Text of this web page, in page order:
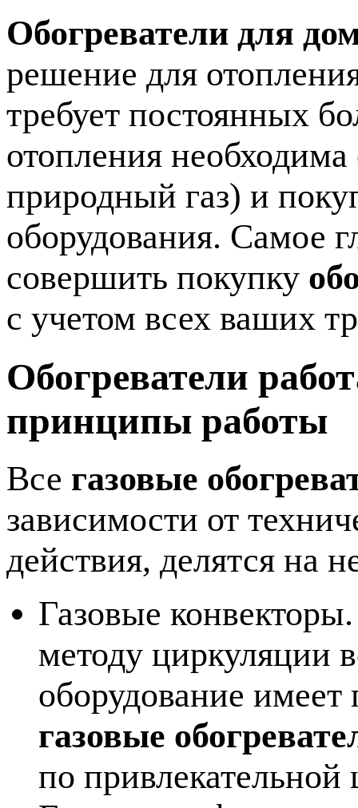
Обогреватели для
решение для
требует постоянных
отопления
природный газ) и
оборудования. Самое
совершить покупку
с учетом всех ваших
Обогреватели
принципы работы
Все газовые
зависимости от
действия, делятся на
Газовые
методу циркуляции
оборудование
газовые
по привлекательной